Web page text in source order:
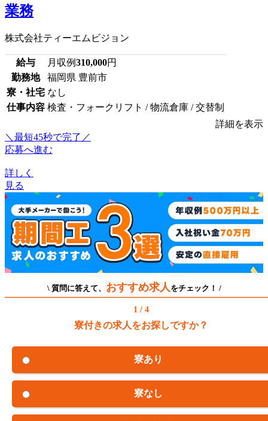
業務
株式会社ティーエムビジョン
給与 月収例310,000円
勤務地
福岡県 豊前市
寮・社宅 なし
仕事内容 検査・フォークリフト / 物流倉庫 / 交替制
詳細を表示
＼最短45秒で完了／
応募へ進む
詳しく
見る
\ 質問に答えて、 おすすめ求人 をチェック！ /
1 / 4
寮付きの求人をお探しですか？
寮あり
寮なし